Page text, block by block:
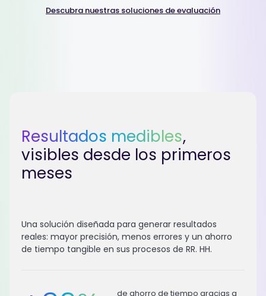
Descubra nuestras soluciones de evaluación
Resultados medibles,
visibles desde los primeros
meses
Una solución diseñada para generar resultados
reales: mayor precisión, menos errores y un ahorro
de tiempo tangible en sus procesos de RR. HH.
de ahorro de tiempo gracias a